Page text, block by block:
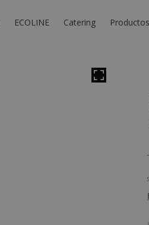
ECOLINE Catering